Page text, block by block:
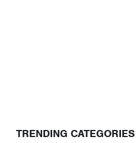
TRENDING CATEGORIES